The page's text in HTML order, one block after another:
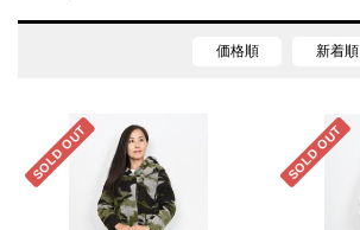
価格順 新着順
SOLD OUT SOLD OUT